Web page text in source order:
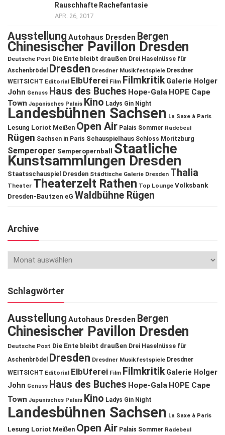
Rauschhafte Rachefantasie
APR. 26, 2017
Ausstellung Autohaus Dresden Bergen
Chinesischer Pavillon Dresden
Deutsche Post Die Ente bleibt draußen Drei Haselnüsse für
Aschenbrödel
Dresden Dresdner Musikfestspiele Dresdner
WEITSICHT Editorial ElbUferei Film Filmkritik Galerie Holger
John Genuss Haus des Buches Hope-Gala HOPE Cape
Town Japanisches Palais Kino Ladys Gin Night
Landesbühnen Sachsen La Saxe à Paris
Lesung Loriot Meißen Open Air Palais Sommer Radebeul
Rügen Sachsen in Paris Schauspielhaus Schloss Moritzburg
Semperoper Semperopernball Staatliche
Kunstsammlungen Dresden
Staatsschauspiel Dresden Städtische Galerie Dresden Thalia
Theater Theaterzelt Rathen Top Lounge Volksbank
Dresden-Bautzen eG Waldbühne Rügen
Archive
Schlagwörter
Ausstellung Autohaus Dresden Bergen
Chinesischer Pavillon Dresden
Deutsche Post Die Ente bleibt draußen Drei Haselnüsse für
Aschenbrödel
Dresden Dresdner Musikfestspiele Dresdner
WEITSICHT Editorial ElbUferei Film Filmkritik Galerie Holger
John Genuss Haus des Buches Hope-Gala HOPE Cape
Town Japanisches Palais Kino Ladys Gin Night
Landesbühnen Sachsen La Saxe à Paris
Lesung Loriot Meißen Open Air Palais Sommer Radebeul